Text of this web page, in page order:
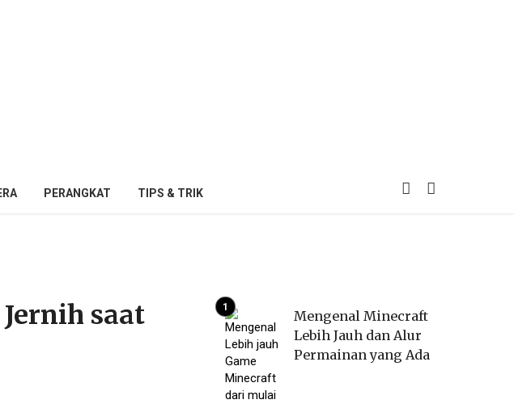
PERANGKAT TIPS & TRIK
saat
Mengenal Minecraft
Lebih Jauh dan Alur
Permainan yang Ada